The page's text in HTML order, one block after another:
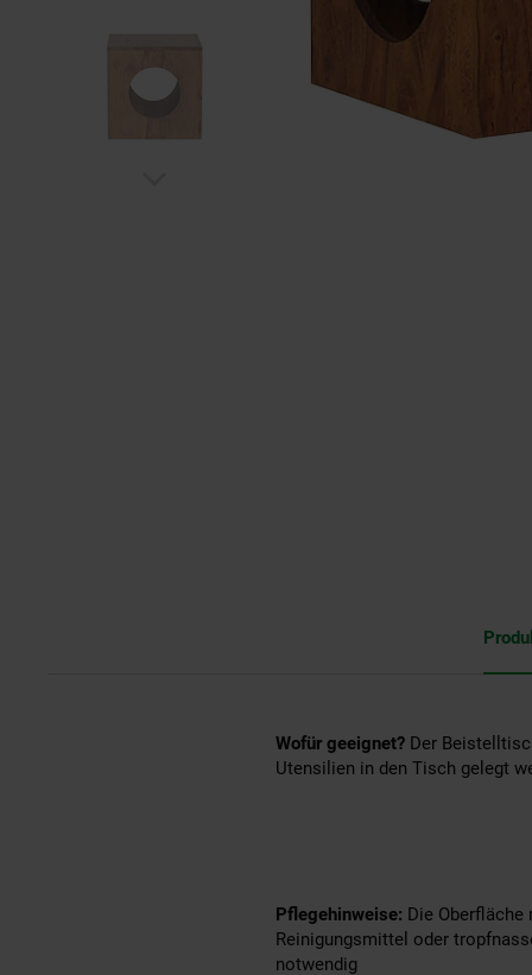
Wofür geeignet? Der
Utensilien in den Tisch gelegt
Pflegehinweise: Die
Reinigungsmittel oder
notwendig